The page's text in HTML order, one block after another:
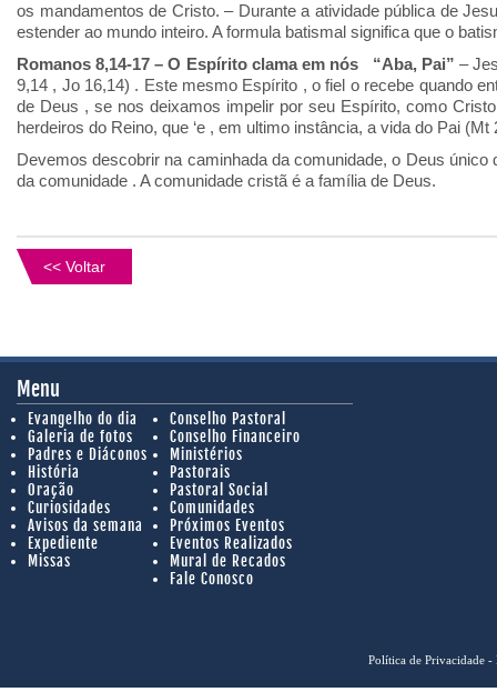
os mandamentos de Cristo. – Durante a atividade pública de
estender ao mundo inteiro. A formula batismal significa que o
Romanos 8,14-17 – O Espírito clama em nós “Aba, Pai” –
9,14 , Jo 16,14) . Este mesmo Espírito , o fiel o recebe quando
de Deus , se nos deixamos impelir por seu Espírito, como
herdeiros do Reino, que ‘e , em ultimo instância, a vida do Pai (Mt
Devemos descobrir na caminhada da comunidade, o Deus
da comunidade . A comunidade cristã é a família de Deus.
<< Voltar
Menu
Evangelho do dia
Galeria de fotos
Padres e Diáconos
História
Oração
Curiosidades
Avisos da semana
Expediente
Missas
Conselho Pastoral
Conselho Financeiro
Ministérios
Pastorais
Pastoral Social
Comunidades
Próximos Eventos
Eventos Realizados
Mural de Recados
Fale Conosco
Política de Privacidade -